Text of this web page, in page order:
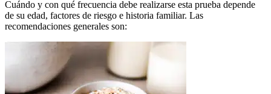
Cuándo y con qué frecuencia debe realizarse esta prueba depende
de su edad, factores de riesgo e historia familiar. Las
recomendaciones generales son: